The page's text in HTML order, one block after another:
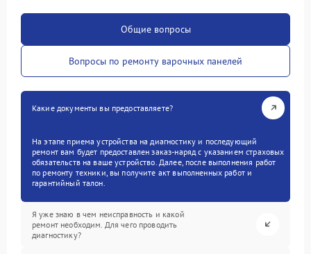
Общие вопросы
Вопросы по ремонту варочных панелей
Какие документы вы предоставляете?
На этапе приема устройства на диагностику и последующий
ремонт вам будет предоставлен заказ-наряд с указанием страховых
обязательств на ваше устройство. Далее, после выполнения работ
по ремонту техники, вы получите акт выполненных работ и
гарантийный талон.
Я уже знаю в чем неисправность и какой
ремонт необходим. Для чего проводить
диагностику?